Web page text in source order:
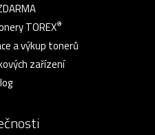
TOREX®
a výkup tonerů
zařízení